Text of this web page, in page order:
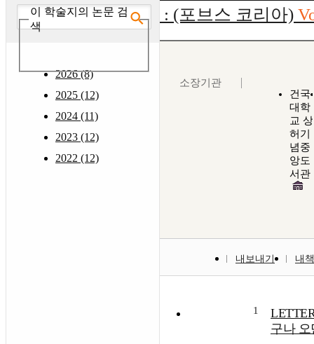
이 학술지의 논문 검
색
2026 (8)
2025 (12)
2024 (11)
2023 (12)
2022 (12)
: (포브스 코리아)
소장기관
건국
대학
교 상
허기
념중
앙도
서관
내보내기 내
1
구나 오